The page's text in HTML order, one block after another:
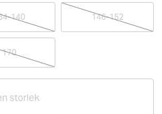
140 146-152
170
storlek